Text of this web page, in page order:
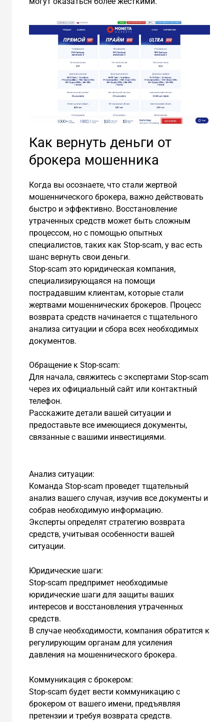
Как вернуть деньги от
брокера мошенника
Когда вы осознаете, что стали жертвой
мошеннического брокера, важно действовать
быстро и эффективно. Восстановление
утраченных средств может быть сложным
процессом, но с помощью опытных
специалистов, таких как Stop-scam, у вас есть
шанс вернуть свои деньги.
Stop-scam это юридическая компания,
специализирующаяся на помощи
пострадавшим клиентам, которые стали
жертвами мошеннических брокеров. Процесс
возврата средств начинается с тщательного
анализа ситуации и сбора всех необходимых
документов.
Обращение к Stop-scam:
Для начала, свяжитесь с экспертами Stop-scam
через их официальный сайт или контактный
телефон.
Расскажите детали вашей ситуации и
предоставьте все имеющиеся документы,
связанные с вашими инвестициями.
Анализ ситуации:
Команда Stop-scam проведет тщательный
анализ вашего случая, изучив все документы и
собрав необходимую информацию.
Эксперты определят стратегию возврата
средств, учитывая особенности вашей
ситуации.
Юридические шаги:
Stop-scam предпримет необходимые
юридические шаги для защиты ваших
интересов и восстановления утраченных
средств.
В случае необходимости, компания обратится к
регулирующим органам для усиления
давления на мошеннического брокера.
Коммуникация с брокером:
Stop-scam будет вести коммуникацию с
брокером от вашего имени, предъявляя
претензии и требуя возврата средств.